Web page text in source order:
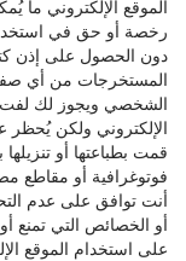
الموقع الإلكتروني ما
رخصة أو حق في
دون الحصول على إذن
المستخرجات من أي
الشخصي ويجوز لك لفت
الإلكتروني ولكن يُحظر
قمت بطباعتها أو
فوتوغرافية أو مقاطع
أنت توافق على عدم
أو الخصائص التي تمنع
على استخدام الموقع